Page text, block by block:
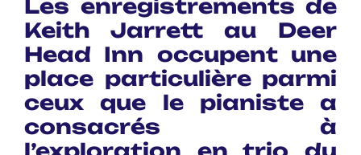
Les enregistrements de
Keith Jarrett au Deer
Head Inn occupent une
place particulière parmi
ceux que le pianiste a
consacrés à